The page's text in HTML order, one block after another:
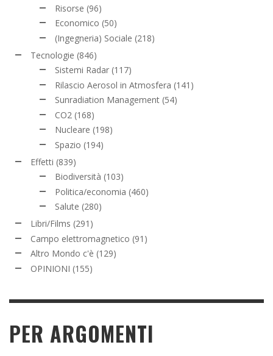
Risorse (96)
Economico (50)
(Ingegneria) Sociale (218)
Tecnologie (846)
Sistemi Radar (117)
Rilascio Aerosol in Atmosfera (141)
Sunradiation Management (54)
CO2 (168)
Nucleare (198)
Spazio (194)
Effetti (839)
Biodiversità (103)
Politica/economia (460)
Salute (280)
Libri/Films (291)
Campo elettromagnetico (91)
Altro Mondo c'è (129)
OPINIONI (155)
PER ARGOMENTI